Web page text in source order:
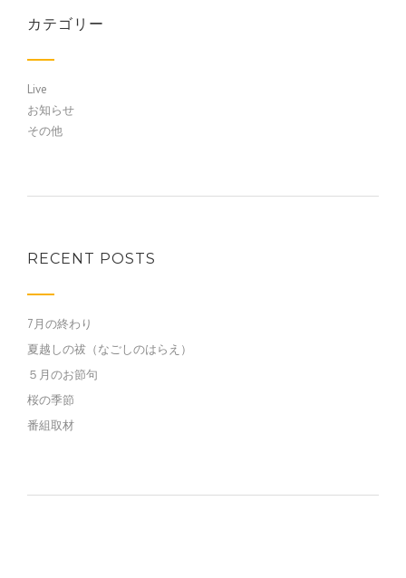
カテゴリー
Live
お知らせ
その他
RECENT POSTS
7月の終わり
夏越しの祓（なごしのはらえ）
５月のお節句
桜の季節
番組取材